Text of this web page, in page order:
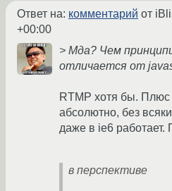
Ответ на: комментарий от
+00:00
> Мда? Чем
отличается от
RTMP хотя бы. Плюс
абсолютно, без
даже в ie6 работает.
в перспективе